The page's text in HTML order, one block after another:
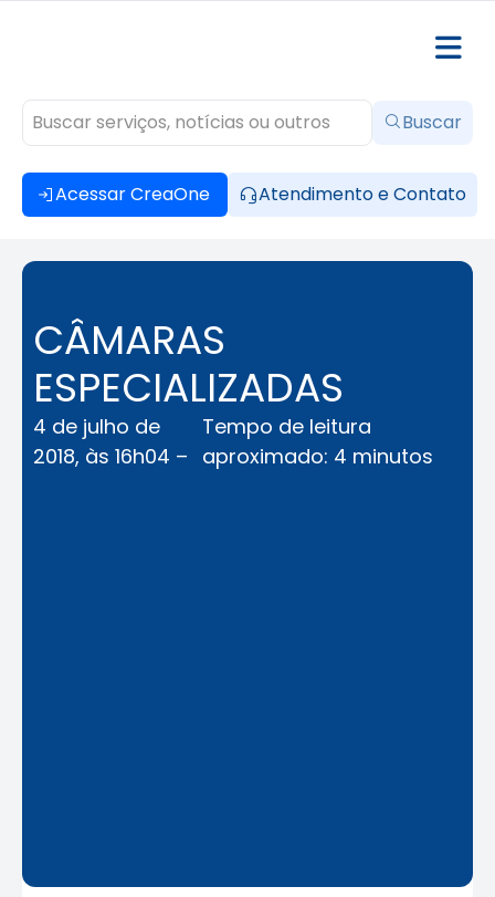
Acessar CreaOne Atendimento e Contato
Buscar
CÂMARAS
ESPECIALIZADAS
4 de julho de
2018, às 16h04 –
Tempo de leitura
aproximado: 4 minutos